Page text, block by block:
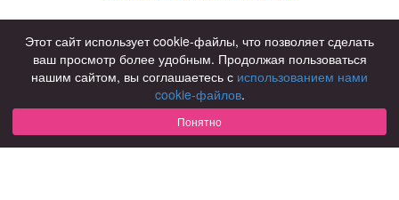
Для чего
для брака и создания семьи
для любви и с/о
для дружбы
для взрослых
В возрасте
за 40 лет
Этот сайт использует cookie-файлы, что позволяет сделать
ваш просмотр более удобным. Продолжая пользоваться
нашим сайтом, вы соглашаетесь с использованием нами
cookie-файлов.
Понятно